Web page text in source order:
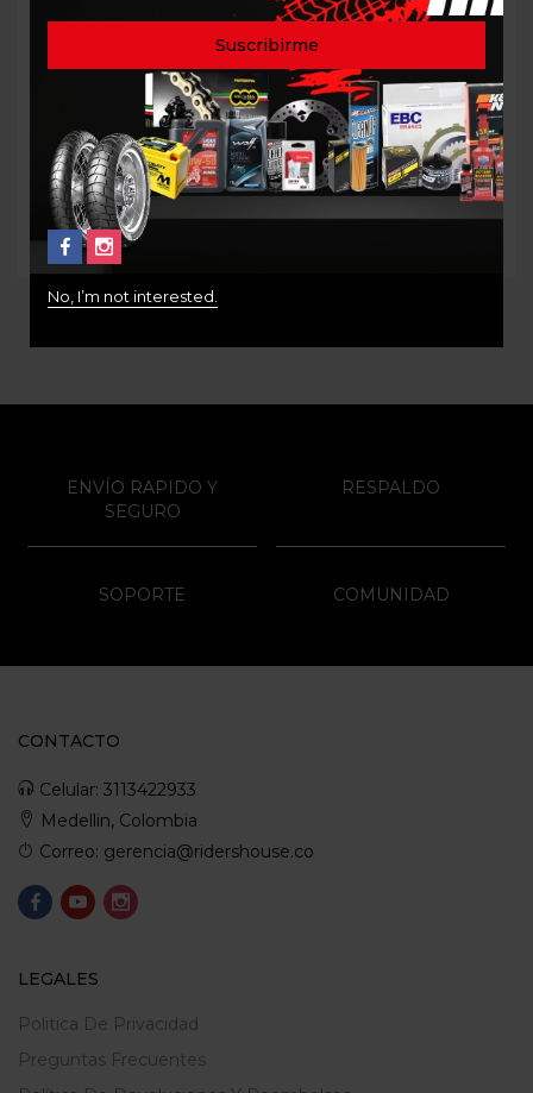
LUBRICANTE CADENA
BLANCO LIQUI MOLY
400ML LM1591
$73.000
ADITIVO LIMPIADOR
SISTEMA COMBUSTIBLE
125ML LIQUI MOLY
LM1581
No, I’m not interested.
ENVÍO RAPIDO Y
SEGURO
RESPALDO
SOPORTE COMUNIDAD
CONTACTO
Celular: 3113422933
Medellin, Colombia
Correo: gerencia@ridershouse.co
LEGALES
Politica De Privacidad
Preguntas Frecuentes